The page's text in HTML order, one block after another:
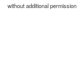
without additional permission